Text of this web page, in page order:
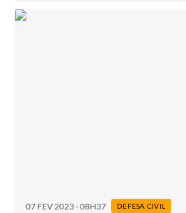
07 FEV 2023 - 08H37 DEFESA CIVIL